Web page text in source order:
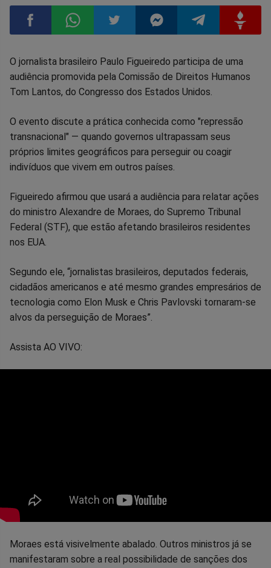
Compartilhar
no
Facebook
Compartilhar
no
Whatsapp
Compartilhar
no
Twitter
Compartilhar
no
Messenger
Compartilhar
no
TelegramGettr
O jornalista brasileiro Paulo Figueiredo participa de uma
audiência promovida pela Comissão de Direitos Humanos
Tom Lantos, do Congresso dos Estados Unidos.
O evento discute a prática conhecida como "repressão
transnacional" — quando governos ultrapassam seus
próprios limites geográficos para perseguir ou coagir
indivíduos que vivem em outros países.
Figueiredo afirmou que usará a audiência para relatar ações
do ministro Alexandre de Moraes, do Supremo Tribunal
Federal (STF), que estão afetando brasileiros residentes
nos EUA.
Segundo ele, “jornalistas brasileiros, deputados federais,
cidadãos americanos e até mesmo grandes empresários de
tecnologia como Elon Musk e Chris Pavlovski tornaram-se
alvos da perseguição de Moraes”.
Assista AO VIVO:
Moraes está visivelmente abalado. Outros ministros já se
manifestaram sobre a real possibilidade de sanções dos